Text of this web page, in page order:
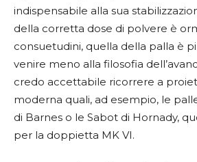
indispensabile alla sua
della corretta dose di polvere è
consuetudini, quella della palla è
venire meno alla filosofia
credo accettabile ricorrere a
moderna quali, ad esempio, le
di Barnes o le Sabot di Hornady,
per la doppietta MK VI.